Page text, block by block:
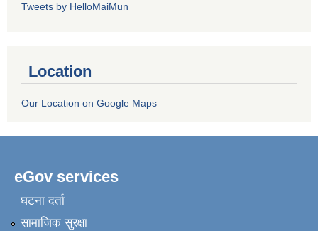
Tweets by HelloMaiMun
Location
Our Location on Google Maps
eGov services
घटना दर्ता
सामाजिक सुरक्षा